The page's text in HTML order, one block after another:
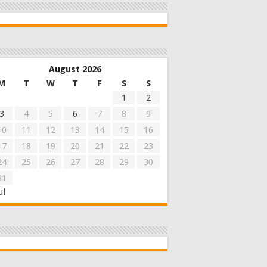
August 2026
T W T F S
S
1
2
4 5 6 7 8
9
11 12 13 14 15
16
18 19 20 21 22
23
25 26 27 28 29
30